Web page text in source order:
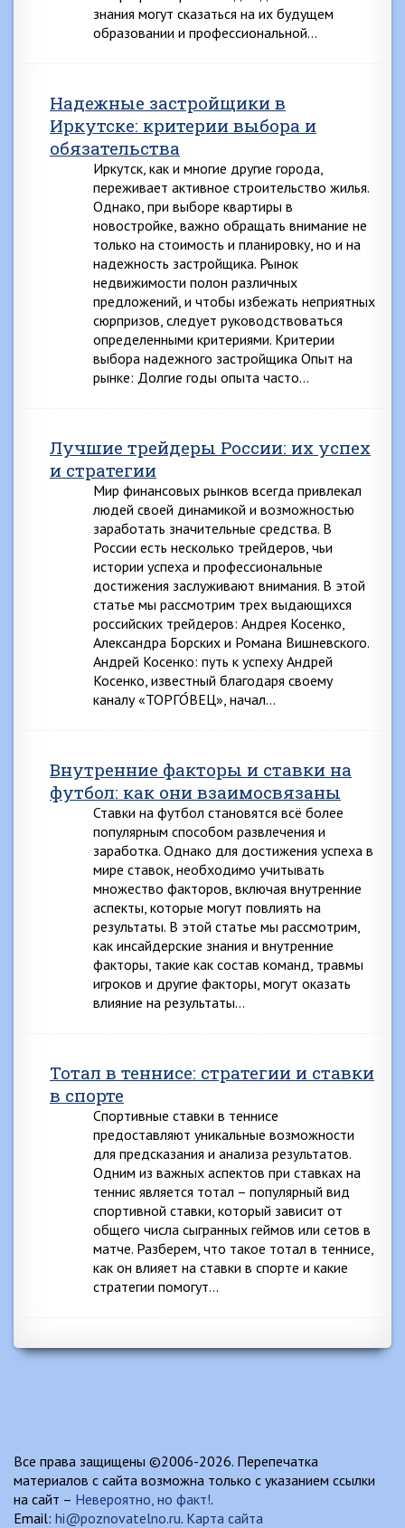
знания могут сказаться на их будущем
образовании и профессиональной…
Надежные застройщики в
Иркутске: критерии выбора и
обязательства
Иркутск, как и многие другие города,
переживает активное строительство жилья.
Однако, при выборе квартиры в
новостройке, важно обращать внимание не
только на стоимость и планировку, но и на
надежность застройщика. Рынок
недвижимости полон различных
предложений, и чтобы избежать неприятных
сюрпризов, следует руководствоваться
определенными критериями. Критерии
выбора надежного застройщика Опыт на
рынке: Долгие годы опыта часто…
Лучшие трейдеры России: их успех
и стратегии
Мир финансовых рынков всегда привлекал
людей своей динамикой и возможностью
заработать значительные средства. В
России есть несколько трейдеров, чьи
истории успеха и профессиональные
достижения заслуживают внимания. В этой
статье мы рассмотрим трех выдающихся
российских трейдеров: Андрея Косенко,
Александра Борских и Романа Вишневского.
Андрей Косенко: путь к успеху Андрей
Косенко, известный благодаря своему
каналу «ТОРГО́ВЕЦ», начал…
Внутренние факторы и ставки на
футбол: как они взаимосвязаны
Ставки на футбол становятся всё более
популярным способом развлечения и
заработка. Однако для достижения успеха в
мире ставок, необходимо учитывать
множество факторов, включая внутренние
аспекты, которые могут повлиять на
результаты. В этой статье мы рассмотрим,
как инсайдерские знания и внутренние
факторы, такие как состав команд, травмы
игроков и другие факторы, могут оказать
влияние на результаты…
Тотал в теннисе: стратегии и ставки
в спорте
Спортивные ставки в теннисе
предоставляют уникальные возможности
для предсказания и анализа результатов.
Одним из важных аспектов при ставках на
теннис является тотал – популярный вид
спортивной ставки, который зависит от
общего числа сыгранных геймов или сетов в
матче. Разберем, что такое тотал в теннисе,
как он влияет на ставки в спорте и какие
стратегии помогут…
Все права защищены ©2006-2026. Перепечатка
материалов с сайта возможна только с указанием ссылки
на сайт – Невероятно, но факт!.
Email: hi@poznovatelno.ru. Карта сайта